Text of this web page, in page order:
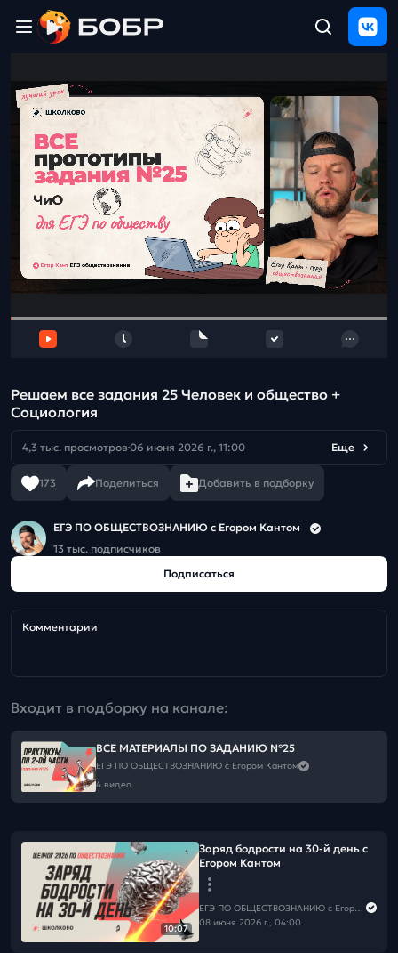
ЩЕЛЧОК
2026
Полезные
материалы
Проверка
сочинений
поддержка
и
отзыв
Решаем все задания 25 Человек и общество +
Социология
4,3 тыс. просмотров 06 июня 2026 г., 11:00 Еще
173 Поделиться Добавить в подборку
ЕГЭ ПО ОБЩЕСТВОЗНАНИЮ c Егором Кантом
13 тыс. подписчиков
Подписаться
Комментарии
Входит в подборку на канале:
ВСЕ МАТЕРИАЛЫ ПО ЗАДАНИЮ №25
ЕГЭ ПО ОБЩЕСТВОЗНАНИЮ c Егором Кантом
4 видео
10:07
Заряд бодрости на 30-й день с
Егором Кантом
ЕГЭ ПО ОБЩЕСТВОЗНАНИЮ c Егором Кантом
08 июня 2026 г., 04:00